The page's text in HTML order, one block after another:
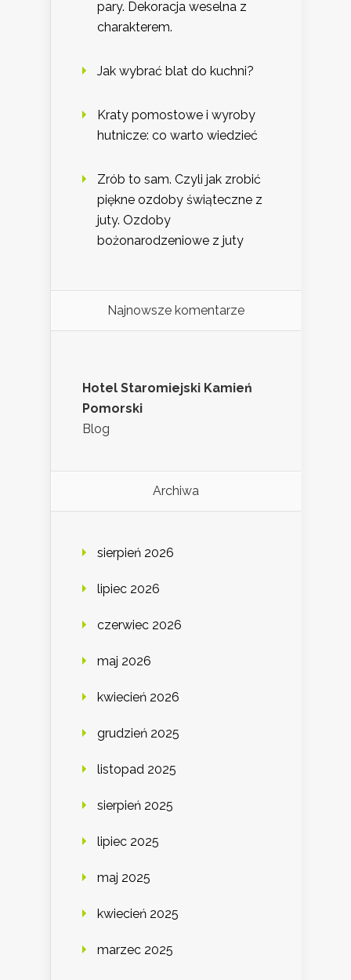
pary. Dekoracja weselna z
charakterem.
Jak wybrać blat do kuchni?
Kraty pomostowe i wyroby
hutnicze: co warto wiedzieć
Zrób to sam. Czyli jak zrobić
piękne ozdoby świąteczne z
juty. Ozdoby
bożonarodzeniowe z juty
Najnowsze komentarze
Hotel Staromiejski Kamień
Pomorski
Blog
Archiwa
sierpień 2026
lipiec 2026
czerwiec 2026
maj 2026
kwiecień 2026
grudzień 2025
listopad 2025
sierpień 2025
lipiec 2025
maj 2025
kwiecień 2025
marzec 2025